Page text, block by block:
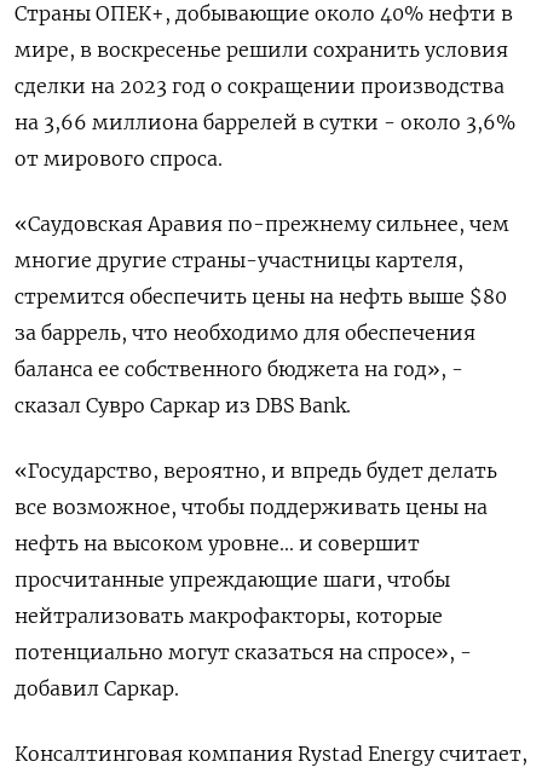
Страны ОПЕК+, добывающие около 40% нефти в
мире, в воскресенье решили сохранить условия
сделки на 2023 год о сокращении производства
на 3,66 миллиона баррелей в сутки - около 3,6%
от мирового спроса.
«Саудовская Аравия по-прежнему сильнее, чем
многие другие страны-участницы картеля,
стремится обеспечить цены на нефть выше $80
за баррель, что необходимо для обеспечения
баланса ее собственного бюджета на год», -
сказал Сувро Саркар из DBS Bank.
«Государство, вероятно, и впредь будет делать
все возможное, чтобы поддерживать цены на
нефть на высоком уровне... и совершит
просчитанные упреждающие шаги, чтобы
нейтрализовать макрофакторы, которые
потенциально могут сказаться на спросе», -
добавил Саркар.
Консалтинговая компания Rystad Energy считает,